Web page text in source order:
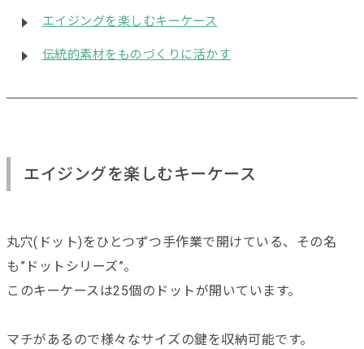
エイジングを楽しむキーケース
伝統的素材をものづくりに活かす
エイジングを楽しむキーケース
丸穴(ドット)をひとつずつ手作業で開けている、その名
も”ドットシリーズ”。
このキーケースは25個のドットが開いています。
マチがあるので様々なサイズの鍵を収納可能です。